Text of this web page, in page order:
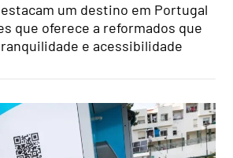
um destino em Portugal
que oferece a reformados que
e acessibilidade